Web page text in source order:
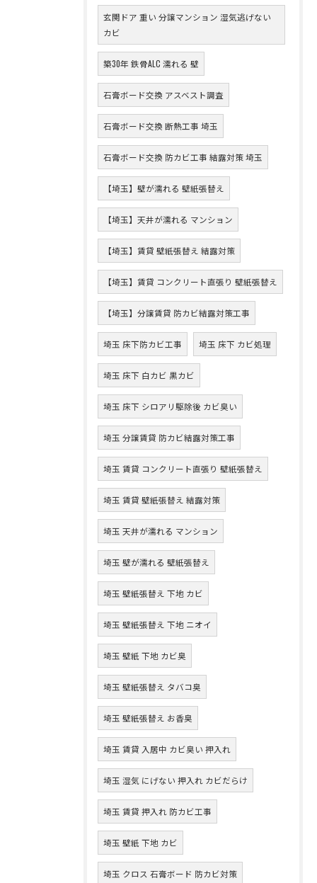
玄関ドア 重い 分譲マンション 湿気逃げない
カビ
築30年 鉄骨ALC 濡れる 壁
石膏ボード交換 アスベスト調査
石膏ボード交換 断熱工事 埼玉
石膏ボード交換 防カビ工事 結露対策 埼玉
【埼玉】壁が濡れる 壁紙張替え
【埼玉】天井が濡れる マンション
【埼玉】賃貸 壁紙張替え 結露対策
【埼玉】賃貸 コンクリート直張り 壁紙張替え
【埼玉】分譲賃貸 防カビ結露対策工事
埼玉 床下防カビ工事 埼玉 床下 カビ処理
埼玉 床下 白カビ 黒カビ
埼玉 床下 シロアリ駆除後 カビ臭い
埼玉 分譲賃貸 防カビ結露対策工事
埼玉 賃貸 コンクリート直張り 壁紙張替え
埼玉 賃貸 壁紙張替え 結露対策
埼玉 天井が濡れる マンション
埼玉 壁が濡れる 壁紙張替え
埼玉 壁紙張替え 下地 カビ
埼玉 壁紙張替え 下地 ニオイ
埼玉 壁紙 下地 カビ臭
埼玉 壁紙張替え タバコ臭
埼玉 壁紙張替え お香臭
埼玉 賃貸 入居中 カビ臭い 押入れ
埼玉 湿気 にげない 押入れ カビだらけ
埼玉 賃貸 押入れ 防カビ工事
埼玉 壁紙 下地 カビ
埼玉 クロス 石膏ボード 防カビ対策